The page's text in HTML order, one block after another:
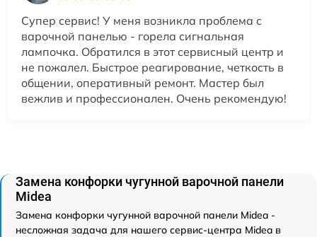
Супер сервис! У меня возникла проблема с
варочной панелью - горела сигнальная
лампочка. Обратился в этот сервисный центр и
не пожалел. Быстрое реагирование, четкость в
общении, оперативный ремонт. Мастер был
вежлив и профессионален. Очень рекомендую!
Замена конфорки чугунной варочной панели
Midea
Замена конфорки чугунной варочной панели Midea -
несложная задача для нашего сервис-центра Midea в